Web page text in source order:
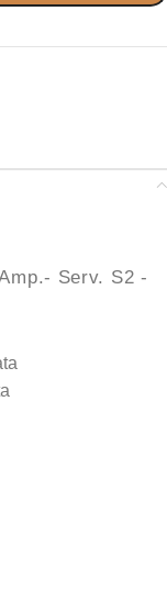
Serv. S2 -